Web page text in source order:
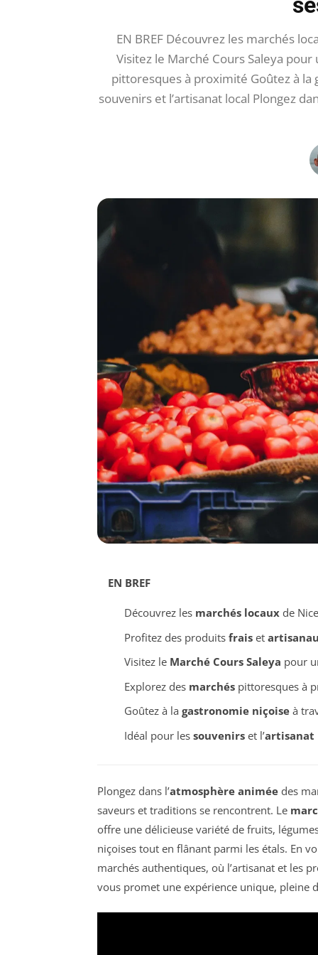
EN BREF Découvrez les marchés
Visitez le Marché Cours Saleya
pittoresques à proximité Goûtez à la
souvenirs et l’artisanat local Plongez
EN BREF
Découvrez les marchés locauxde Nice
Profitez des produits fraiset
Visitez le Marché Cours Saleya pour
Explorez des marchéspittoresques à
Goûtez à la gastronomie niçoiseà
Idéal pour les souvenirset l’artisanat
Plongez dans l’atmosphère animée des
saveurs et traditions se rencontrent. Le
offre une délicieuse variété de fruits,
niçoises tout en flânant parmi les étals. En
marchés authentiques, où l’artisanat et les
vous promet une expérience unique, pleine